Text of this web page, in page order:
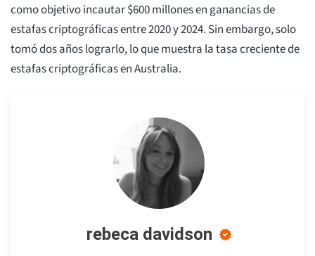
como objetivo incautar $600 millones en ganancias de
estafas criptográficas entre 2020 y 2024. Sin embargo, solo
tomó dos años lograrlo, lo que muestra la tasa creciente de
estafas criptográficas en Australia.
rebeca davidson